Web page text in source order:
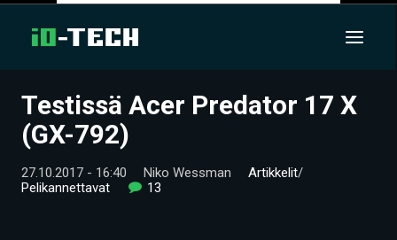
UUTISET
VIDEOT
Testissä Acer Predator 17 X
(GX-792)
27.10.2017 - 16:40 Niko Wessman Artikkelit/
Pelikannettavat
13